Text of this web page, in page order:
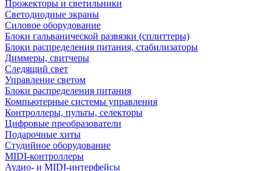
Прожекторы и светильники
Светодиодные экраны
Силовое оборудование
Блоки гальванической развязки (сплиттеры)
Блоки распределения питания, стабилизаторы
Диммеры, свитчеры
Следящий свет
Управление светом
Блоки распределения питания
Компьютерные системы управления
Контроллеры, пульты, селекторы
Цифровые преобразователи
Подарочные хиты
Студийное оборудование
MIDI-контроллеры
Аудио- и MIDI-интерфейсы